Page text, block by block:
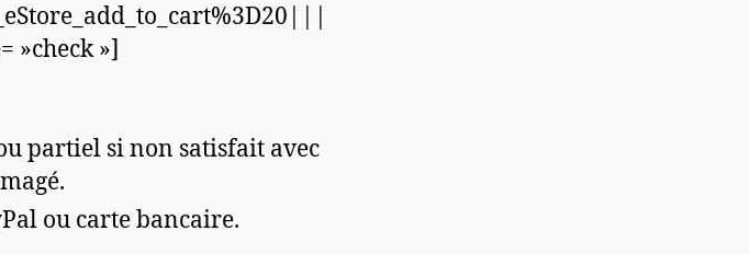
»check »]
partiel si non satisfait avec
ou carte bancaire.